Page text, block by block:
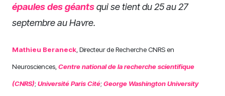
épaules des géantsqui se tient du 25 au 27
septembre au Havre.
Mathieu Beraneck , Directeur de Recherche CNRS en
Neurosciences, Centre national de la recherche scientifique
(CNRS); Université Paris Cité; George Washington University